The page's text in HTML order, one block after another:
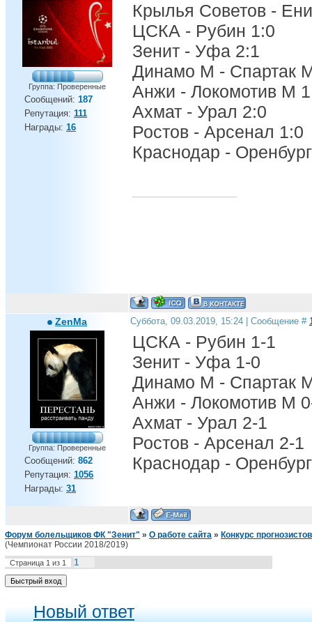
Группа: Проверенные
Сообщений: 187
Репутация: 111
Награды: 16
Крылья Советов -
ЦСКА - Рубин 1:0
Зенит - Уфа 2:1
Динамо М - Спартак
Анжи - Локомотив М
Ахмат - Урал 2:0
Ростов - Арсенал 1:0
Краснодар -
ZenMa
Группа: Проверенные
Сообщений: 862
Репутация: 1056
Награды: 31
Суббота, 09.03.2019, 15:24 | Сообщение #
ЦСКА - Рубин 1-1
Зенит - Уфа 1-0
Динамо М - Спартак
Анжи - Локомотив М
Ахмат - Урал 2-1
Ростов - Арсенал 2-1
Краснодар -
Форум болельщиков ФК "Зенит" » О работе сайта » Конкурс прогнозистов
(Чемпионат России 2018/2019)
Страница 1 из 1 1
Новый ответ